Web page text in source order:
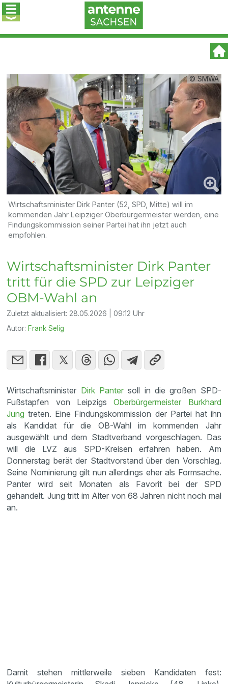
© SMWA
Wirtschaftsminister Dirk Panter (52, SPD, Mitte) will im
kommenden Jahr Leipziger Oberbürgermeister werden, eine
Findungskommission seiner Partei hat ihn jetzt auch
empfohlen.
Wirtschaftsminister Dirk Panter
tritt für die SPD zur Leipziger
OBM-Wahl an
Zuletzt aktualisiert: 28.05.2026 | 09:12 Uhr
Autor: Frank Selig
Wirtschaftsminister Dirk Panter soll in die großen SPD-
Fußstapfen von LeipzigsOberbürgermeister Burkhard
Jung treten. Eine Findungskommission der Partei hat ihn
als Kandidat für die OB-Wahl im kommenden Jahr
ausgewählt und dem Stadtverband vorgeschlagen. Das
will die LVZ aus SPD-Kreisen erfahren haben. Am
Donnerstag berät der Stadtvorstand über den Vorschlag.
Seine Nominierung gilt nun allerdings eher als Formsache.
Panter wird seit Monaten als Favorit bei der SPD
gehandelt. Jung tritt im Alter von 68 Jahren nicht noch mal
an.
Damit stehen mittlerweile sieben Kandidaten fest: